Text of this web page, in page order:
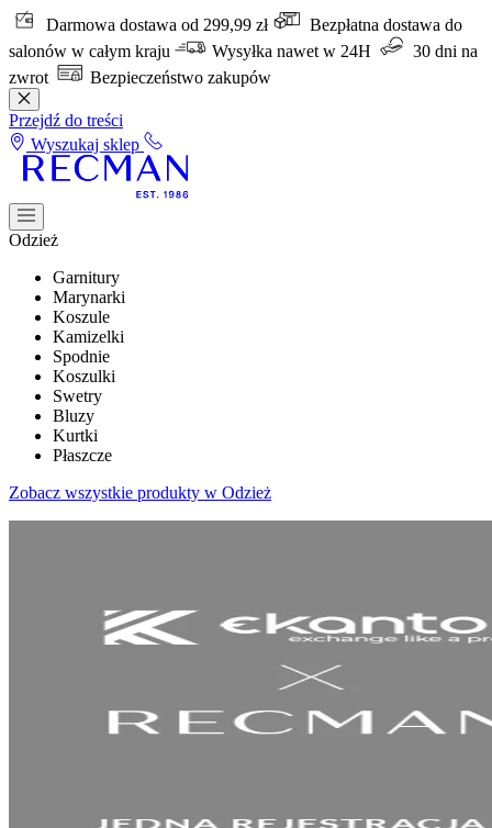
Darmowa dostawa od 299,99 zł
Bezpłatna dostawa do
salonów w całym kraju
Wysyłka nawet w 24H
30 dni na
zwrot
Bezpieczeństwo zakupów
Przejdź do treści
Wyszukaj sklep
Odzież
Garnitury
Marynarki
Koszule
Kamizelki
Spodnie
Koszulki
Swetry
Bluzy
Kurtki
Płaszcze
Zobacz wszystkie produkty w Odzież